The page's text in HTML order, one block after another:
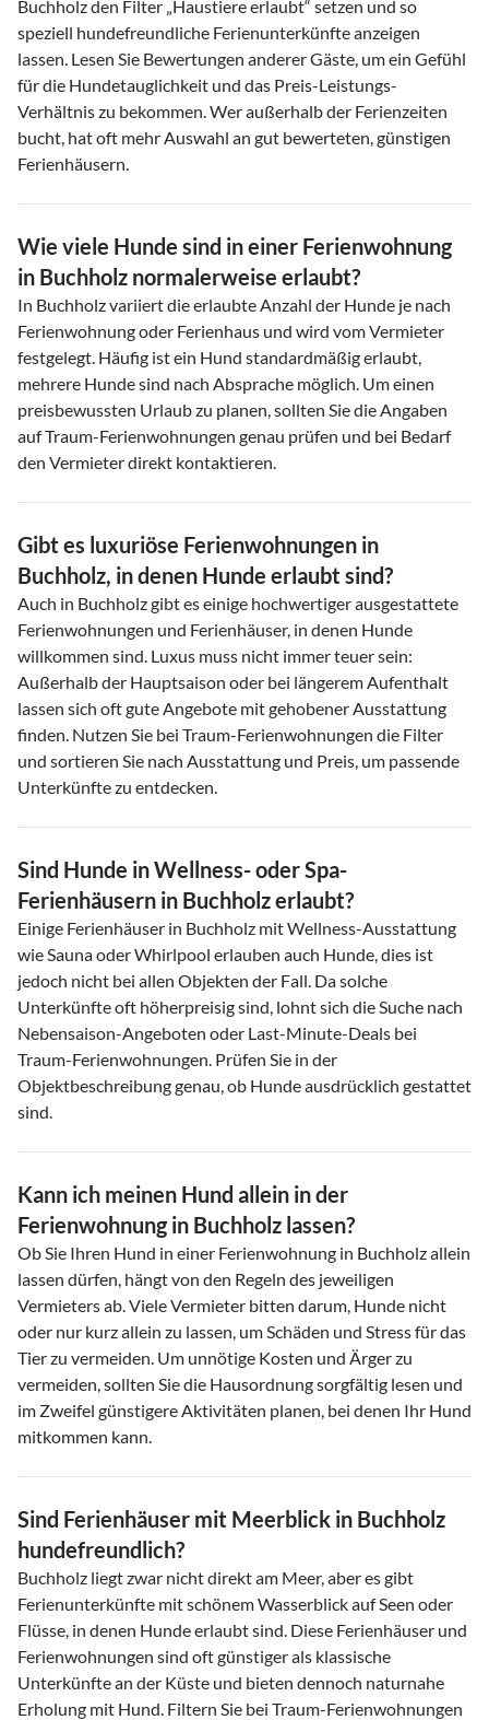
Buchholz den Filter „Haustiere erlaubt“ setzen und so
speziell hundefreundliche Ferienunterkünfte anzeigen
lassen. Lesen Sie Bewertungen anderer Gäste, um ein Gefühl
für die Hundetauglichkeit und das Preis-Leistungs-
Verhältnis zu bekommen. Wer außerhalb der Ferienzeiten
bucht, hat oft mehr Auswahl an gut bewerteten, günstigen
Ferienhäusern.
Wie viele Hunde sind in einer Ferienwohnung
in Buchholz normalerweise erlaubt?
In Buchholz variiert die erlaubte Anzahl der Hunde je nach
Ferienwohnung oder Ferienhaus und wird vom Vermieter
festgelegt. Häufig ist ein Hund standardmäßig erlaubt,
mehrere Hunde sind nach Absprache möglich. Um einen
preisbewussten Urlaub zu planen, sollten Sie die Angaben
auf Traum-Ferienwohnungen genau prüfen und bei Bedarf
den Vermieter direkt kontaktieren.
Gibt es luxuriöse Ferienwohnungen in
Buchholz, in denen Hunde erlaubt sind?
Auch in Buchholz gibt es einige hochwertiger ausgestattete
Ferienwohnungen und Ferienhäuser, in denen Hunde
willkommen sind. Luxus muss nicht immer teuer sein:
Außerhalb der Hauptsaison oder bei längerem Aufenthalt
lassen sich oft gute Angebote mit gehobener Ausstattung
finden. Nutzen Sie bei Traum-Ferienwohnungen die Filter
und sortieren Sie nach Ausstattung und Preis, um passende
Unterkünfte zu entdecken.
Sind Hunde in Wellness- oder Spa-
Ferienhäusern in Buchholz erlaubt?
Einige Ferienhäuser in Buchholz mit Wellness-Ausstattung
wie Sauna oder Whirlpool erlauben auch Hunde, dies ist
jedoch nicht bei allen Objekten der Fall. Da solche
Unterkünfte oft höherpreisig sind, lohnt sich die Suche nach
Nebensaison-Angeboten oder Last-Minute-Deals bei
Traum-Ferienwohnungen. Prüfen Sie in der
Objektbeschreibung genau, ob Hunde ausdrücklich gestattet
sind.
Kann ich meinen Hund allein in der
Ferienwohnung in Buchholz lassen?
Ob Sie Ihren Hund in einer Ferienwohnung in Buchholz allein
lassen dürfen, hängt von den Regeln des jeweiligen
Vermieters ab. Viele Vermieter bitten darum, Hunde nicht
oder nur kurz allein zu lassen, um Schäden und Stress für das
Tier zu vermeiden. Um unnötige Kosten und Ärger zu
vermeiden, sollten Sie die Hausordnung sorgfältig lesen und
im Zweifel günstigere Aktivitäten planen, bei denen Ihr Hund
mitkommen kann.
Sind Ferienhäuser mit Meerblick in Buchholz
hundefreundlich?
Buchholz liegt zwar nicht direkt am Meer, aber es gibt
Ferienunterkünfte mit schönem Wasserblick auf Seen oder
Flüsse, in denen Hunde erlaubt sind. Diese Ferienhäuser und
Ferienwohnungen sind oft günstiger als klassische
Unterkünfte an der Küste und bieten dennoch naturnahe
Erholung mit Hund. Filtern Sie bei Traum-Ferienwohnungen